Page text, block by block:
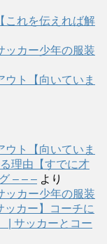
これを伝えれば解
ッカー少年の服装
ウト【向いていま
ウト【向いていま
理由【すでに才
– – – より
ッカー少年の服装
ッカー】コーチに
| サッカーとコー